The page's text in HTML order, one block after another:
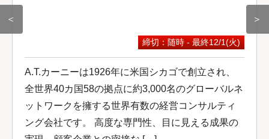
＜
締切：随時 - 最終12/1(火)
A.T.カーニーは1926年に米国シカゴで創立され、
全世界40カ国58の拠点に約3,000名のグローバルネ
ットワークを擁する世界有数の経営コンサルティ
ング会社です。 高度な専門性、目に見える成果の
＞